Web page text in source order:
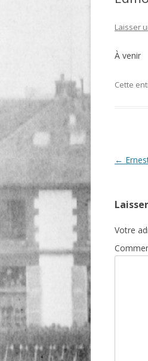
Laisser
À venir
Cette
←
Votre